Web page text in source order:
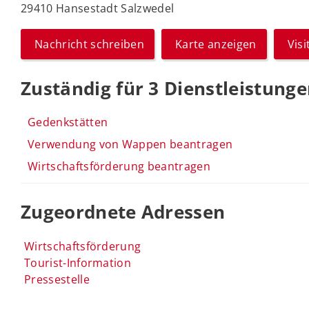
29410 Hansestadt Salzwedel
Nachricht schreiben Karte anzeigen
Zuständig für 3
Gedenkstätten
Verwendung von Wappen beantragen
Wirtschaftsförderung beantragen
Zugeordnete Adressen
Wirtschaftsförderung
Tourist-Information
Pressestelle